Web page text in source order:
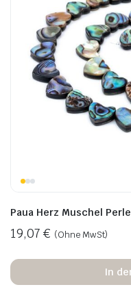
Paua Herz Muschel
19,07 € (Ohne MwSt)
In